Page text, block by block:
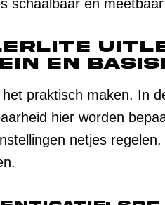
schaalbaar en
en
praktisch maken. In
hier worden
netjes